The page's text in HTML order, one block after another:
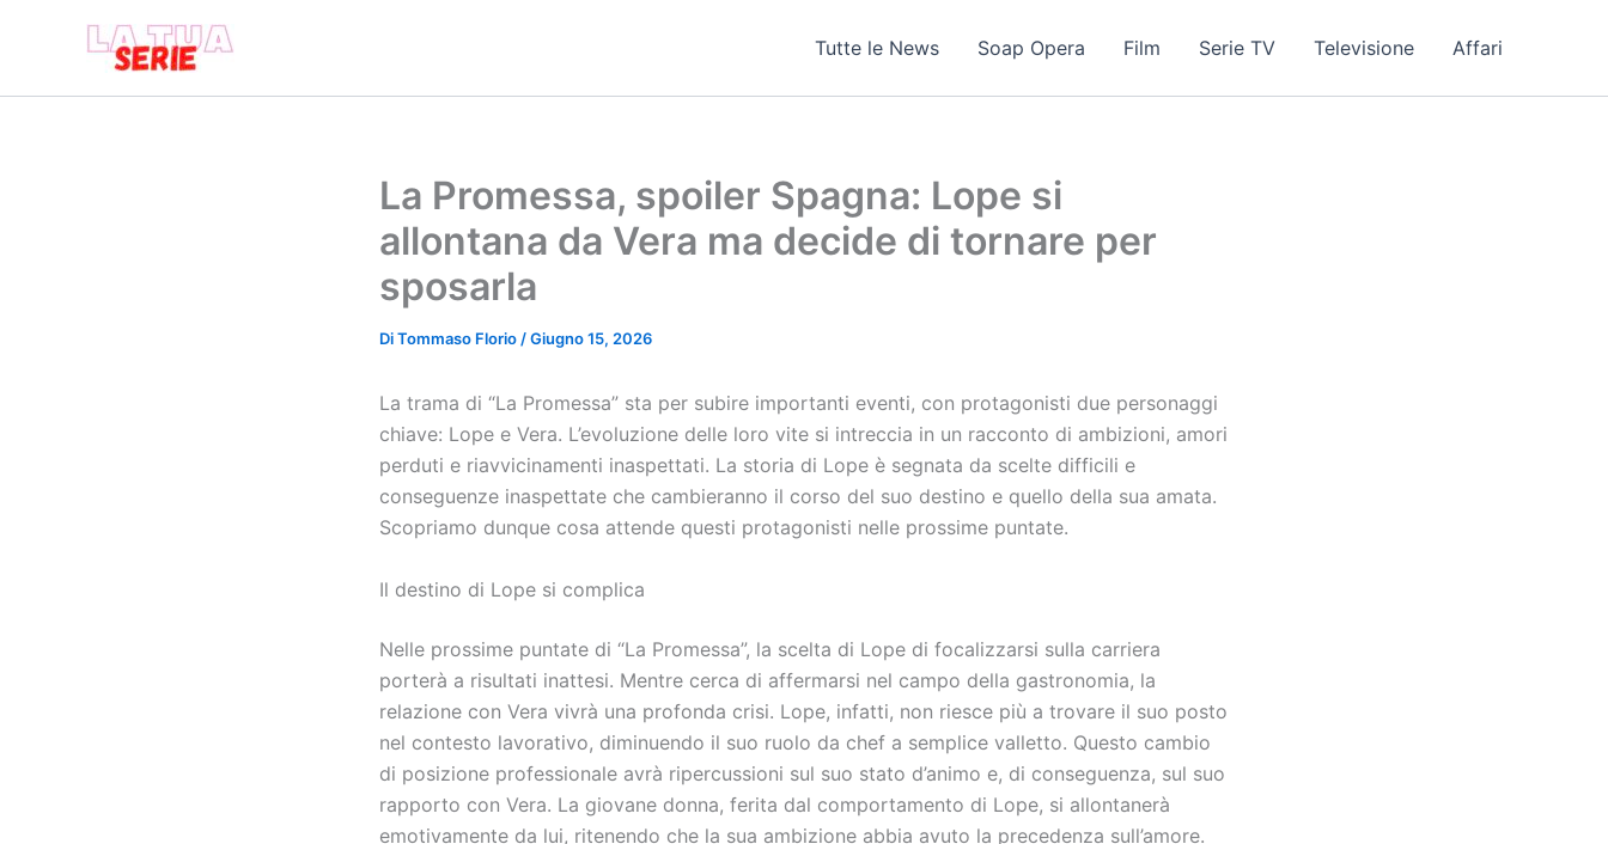
Tutte le News Soap Opera Film Serie TV Televisione Affari
La Promessa, spoiler Spagna: Lope si
allontana da Vera ma decide di tornare per
sposarla
DiTommaso Florio /Giugno 15, 2026
La trama di “La Promessa” sta per subire importanti eventi, con protagonisti due personaggi
chiave: Lope e Vera. L’evoluzione delle loro vite si intreccia in un racconto di ambizioni, amori
perduti e riavvicinamenti inaspettati. La storia di Lope è segnata da scelte difficili e
conseguenze inaspettate che cambieranno il corso del suo destino e quello della sua amata.
Scopriamo dunque cosa attende questi protagonisti nelle prossime puntate.
Il destino di Lope si complica
Nelle prossime puntate di “La Promessa”, la scelta di Lope di focalizzarsi sulla carriera
porterà a risultati inattesi. Mentre cerca di affermarsi nel campo della gastronomia, la
relazione con Vera vivrà una profonda crisi. Lope, infatti, non riesce più a trovare il suo posto
nel contesto lavorativo, diminuendo il suo ruolo da chef a semplice valletto. Questo cambio
di posizione professionale avrà ripercussioni sul suo stato d’animo e, di conseguenza, sul suo
rapporto con Vera. La giovane donna, ferita dal comportamento di Lope, si allontanerà
emotivamente da lui, ritenendo che la sua ambizione abbia avuto la precedenza sull’amore.